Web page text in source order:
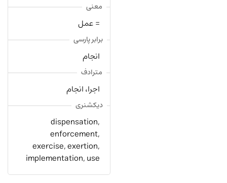
معنی
= عمل
برابر پارسی
انجام
مترادف
اجرا، انجام
دیکشنری
dispensation,
enforcement,
exercise, exertion,
implementation, use